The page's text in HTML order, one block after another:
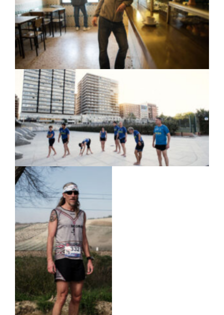
la imagen Mariano Pascual tomando un café en
un bar de Ribatejada, Madrid. Mariano lleva el
descalcismo más allá de una cuestión deportiva
y en su día a día nunca va calzado.
Club de corredores naturales «5 Dedos». Es el
único club de running descalcista y minimalista
oficial en España.
Juan De Pablo Soria,
corredor descalcista
residente en Madrid
durente la carrera «La
Batalla de Munda» en
Montilla, Córdoba. La
Batalla de Munda es la
primera carrera oficial
en añadir una categoría